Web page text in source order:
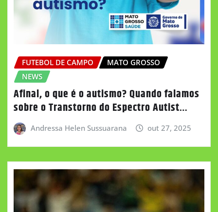
FUTEBOL DE CAMPO
MATO GROSSO
NEWS
Afinal, o que é o autismo? Quando falamos
sobre o Transtorno do Espectro Autist…
Andressa Helen Sussuarana out 27, 2025